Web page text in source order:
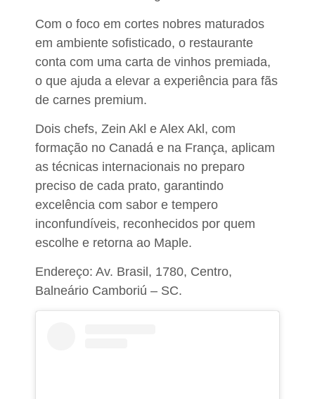
Com o foco em cortes nobres maturados
em ambiente sofisticado, o restaurante
conta com uma carta de vinhos premiada,
o que ajuda a elevar a experiência para fãs
de carnes premium.
Dois chefs, Zein Akl e Alex Akl, com
formação no Canadá e na França, aplicam
as técnicas internacionais no preparo
preciso de cada prato, garantindo
excelência com sabor e tempero
inconfundíveis, reconhecidos por quem
escolhe e retorna ao Maple.​
Endereço: Av. Brasil, 1780, Centro,
Balneário Camboriú – SC.